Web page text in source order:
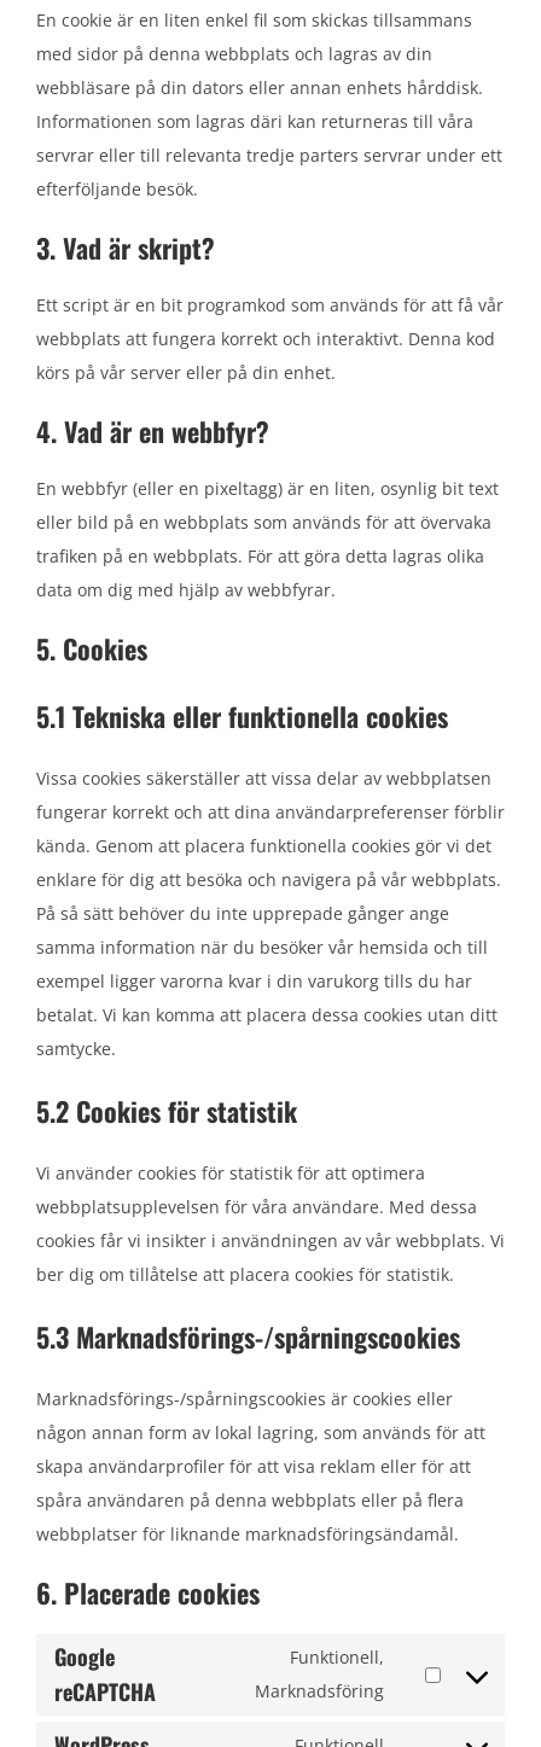
En cookie är en liten enkel fil som skickas tillsammans
med sidor på denna webbplats och lagras av din
webbläsare på din dators eller annan enhets hårddisk.
Informationen som lagras däri kan returneras till våra
servrar eller till relevanta tredje parters servrar under ett
efterföljande besök.
3. Vad är skript?
Ett script är en bit programkod som används för att få vår
webbplats att fungera korrekt och interaktivt. Denna kod
körs på vår server eller på din enhet.
4. Vad är en webbfyr?
En webbfyr (eller en pixeltagg) är en liten, osynlig bit text
eller bild på en webbplats som används för att övervaka
trafiken på en webbplats. För att göra detta lagras olika
data om dig med hjälp av webbfyrar.
5. Cookies
5.1 Tekniska eller funktionella cookies
Vissa cookies säkerställer att vissa delar av webbplatsen
fungerar korrekt och att dina användarpreferenser förblir
kända. Genom att placera funktionella cookies gör vi det
enklare för dig att besöka och navigera på vår webbplats.
På så sätt behöver du inte upprepade gånger ange
samma information när du besöker vår hemsida och till
exempel ligger varorna kvar i din varukorg tills du har
betalat. Vi kan komma att placera dessa cookies utan ditt
samtycke.
5.2 Cookies för statistik
Vi använder cookies för statistik för att optimera
webbplatsupplevelsen för våra användare. Med dessa
cookies får vi insikter i användningen av vår webbplats. Vi
ber dig om tillåtelse att placera cookies för statistik.
5.3 Marknadsförings-/spårningscookies
Marknadsförings-/spårningscookies är cookies eller
någon annan form av lokal lagring, som används för att
skapa användarprofiler för att visa reklam eller för att
spåra användaren på denna webbplats eller på flera
webbplatser för liknande marknadsföringsändamål.
6. Placerade cookies
Google
reCAPTCHA
Funktionell,
Marknadsföring
Consent